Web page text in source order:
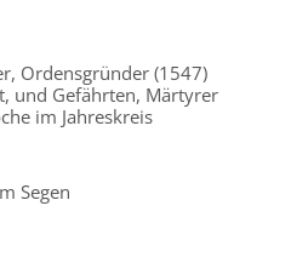
Ordensgründer (1547)
und Gefährten, Märtyrer
im Jahreskreis
Segen